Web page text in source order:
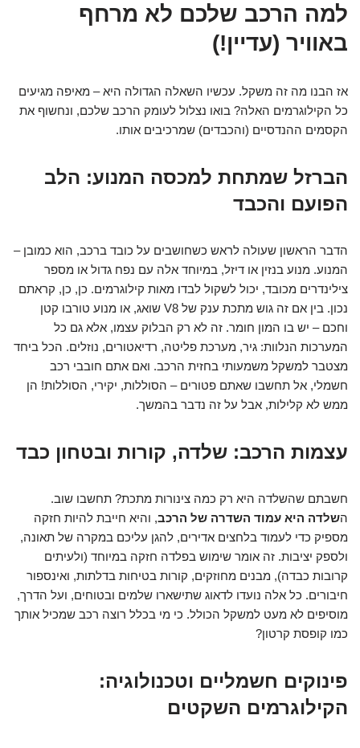
למה הרכב שלכם לא מרחף
באוויר (עדיין!)
אז הבנו מה זה משקל. עכשיו השאלה הגדולה היא – מאיפה מגיעים
כל הקילוגרמים האלה? בואו נצלול לעומק הרכב שלכם, ונחשוף את
הקסמים ההנדסיים (והכבדים) שמרכיבים אותו.
הברזל שמתחת למכסה המנוע: הלב
הפועם והכבד
הדבר הראשון שעולה לראש כשחושבים על כובד ברכב, הוא כמובן –
המנוע. מנוע בנזין או דיזל, במיוחד אלה עם נפח גדול או מספר
צילינדרים מכובד, יכול לשקול לבדו מאות קילוגרמים. כן, כן, קראתם
נכון. בין אם זה גוש מתכת ענק של V8 שואג, או מנוע טורבו קטן
וחכם – יש בו המון חומר. זה לא רק הבלוק עצמו, אלא גם כל
המערכות הנלוות: גיר, מערכת פליטה, רדיאטורים, נוזלים. הכל ביחד
מצטבר למשקל משמעותי בחזית הרכב. ואם אתם חובבי רכב
חשמלי, אל תחשבו שאתם פטורים – הסוללות, יקירי, הסוללות! הן
ממש לא קלילות, אבל על זה נדבר בהמשך.
עצמות הרכב: שלדה, קורות ובטחון כבד
חשבתם שהשלדה היא רק כמה צינורות מתכת? תחשבו שוב.
השלדה היא עמוד השדרה של הרכב, והיא חייבת להיות חזקה
מספיק כדי לעמוד בלחצים אדירים, להגן עליכם במקרה של תאונה,
ולספק יציבות. זה אומר שימוש בפלדה חזקה במיוחד (ולעיתים
קרובות כבדה), מבנים מחוזקים, קורות בטיחות בדלתות, ואינספור
חיבורים. כל אלה נועדו לדאוג שתישארו שלמים ובטוחים, ועל הדרך,
מוסיפים לא מעט למשקל הכולל. כי מי בכלל רוצה רכב שמכיל אותך
כמו קופסת קרטון?
פינוקים חשמליים וטכנולוגיה:
הקילוגרמים השקטים